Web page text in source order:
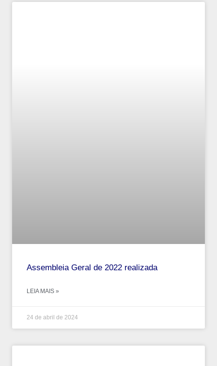
Assembleia Geral de 2022 realizada
LEIA MAIS »
24 de abril de 2024